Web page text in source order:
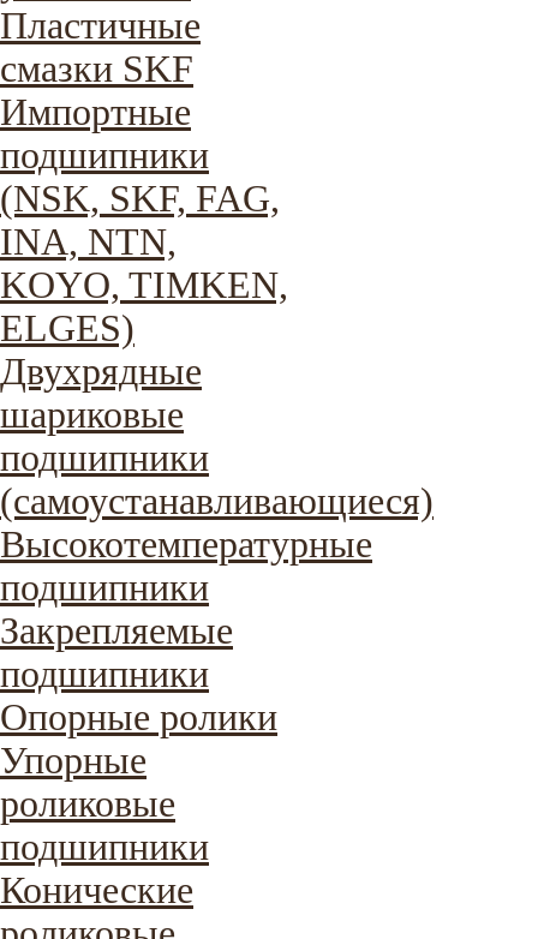
Пластичные
смазки SKF
Импортные
подшипники
(NSK, SKF, FAG,
INA, NTN,
KOYO, TIMKEN,
ELGES)
Двухрядные
шариковые
подшипники
(самоустанавливающиеся)
Высокотемпературные
подшипники
Закрепляемые
подшипники
Опорные ролики
Упорные
роликовые
подшипники
Конические